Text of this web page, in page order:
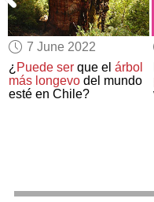
7 June 2022
¿Puede ser que elárbol
más longevo del mundo
esté en Chile?